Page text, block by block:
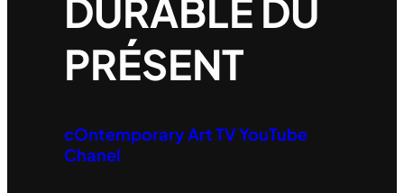
DURABLE DU
PRÉSENT
cOntemporary Art TV YouTube
Chanel